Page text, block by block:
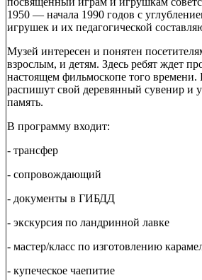
1950 — начала 1990 годов с
игрушек и их педагогической
Музей интересен и понятен
взрослым, и детям. Здесь ребят ждет
настоящем фильмоскопе того времени.
распишут свой деревянный сувенир и
память.
В программу входит:
- трансфер
- сопровождающий
- документы в ГИБДД
- экскурсия по ландринной лавке
- мастер/класс по изготовлению
- купеческое чаепитие